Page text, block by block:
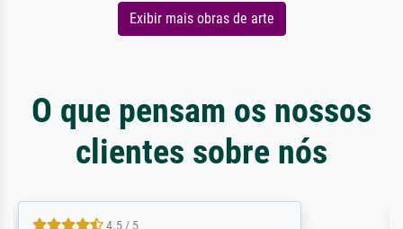
Exibir mais obras de arte
O que pensam os nossos
clientes sobre nós